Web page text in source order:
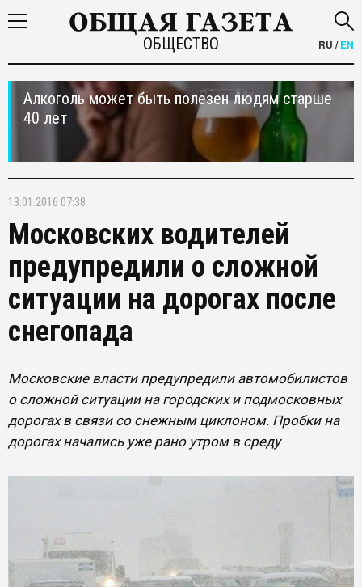
ОБЩЕСТВО RU /EN
Алкоголь может быть полезен людям старше
40 лет
13.01.2016 07:38
Московских водителей
предупредили о сложной
ситуации на дорогах после
снегопада
Московские власти предупредили автомобилистов
о сложной ситуации на городских и подмосковных
дорогах в связи со снежным циклоном. Пробки на
дорогах начались уже рано утром в среду